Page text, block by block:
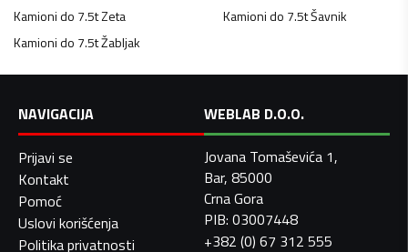
Kamioni do 7.5tZeta Kamioni do 7.5tŠavnik
Kamioni do 7.5tŽabljak
NAVIGACIJA
Prijavi se
Kontakt
Pomoć
Uslovi korišćenja
Politika privatnosti
WEBLAB D.O.O.
Jovana Tomaševića 1,
Bar, 85000
Crna Gora
PIB: 03007448
+382 (0) 67 312 555